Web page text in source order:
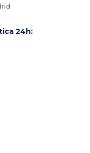
24h: